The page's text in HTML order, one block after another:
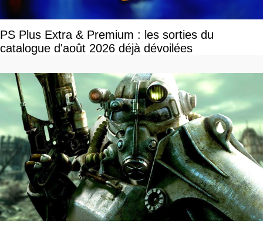
PS Plus Extra & Premium : les sorties du
catalogue d'août 2026 déjà dévoilées